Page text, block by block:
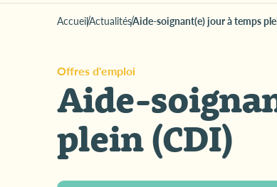
AccueilActualitésAide-soignant(e) jour à temps
Offres d'emploi
Aide-
plein (CDI)